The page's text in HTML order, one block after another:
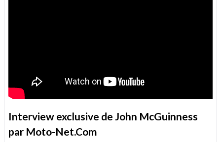
Interview exclusive de John McGuinness
par Moto-Net.Com